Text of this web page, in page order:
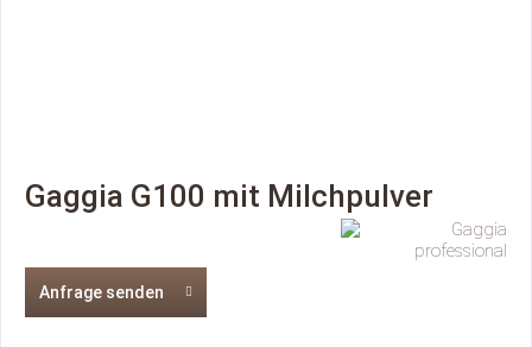
Gaggia G100 mit Milchpulver
Anfrage senden